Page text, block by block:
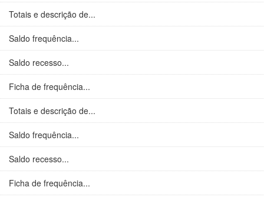
Totais e descrição de...
Saldo frequência...
Saldo recesso...
Ficha de frequência...
Totais e descrição de...
Saldo frequência...
Saldo recesso...
Ficha de frequência...